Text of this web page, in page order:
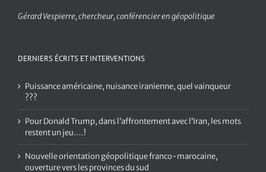
Gérard Vespierre, chercheur, conférencier en géopolitique
DERNIERS ÉCRITS ET INTERVENTIONS
Puissance américaine, nuisance iranienne, quel vainqueur
???
Pour Donald Trump, dans l’affrontement avec l’Iran, les mots
restent un jeu….!
Nouvelle orientation géopolitique franco-marocaine,
ouverture vers les provinces du sud